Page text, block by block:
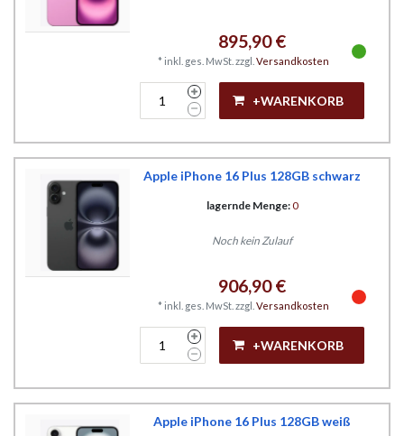
895,90 €
* inkl. ges. MwSt. zzgl. Versandkosten
+WARENKORB
Apple iPhone 16 Plus 128GB schwarz
lagernde Menge:0
Noch kein Zulauf
906,90 €
* inkl. ges. MwSt. zzgl. Versandkosten
+WARENKORB
Apple iPhone 16 Plus 128GB weiß